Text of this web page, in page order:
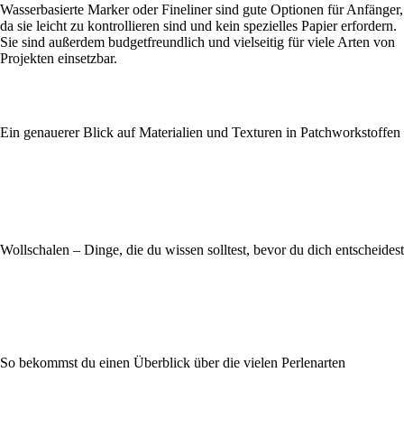
Wasserbasierte Marker oder Fineliner sind gute Optionen für Anfänger,
da sie leicht zu kontrollieren sind und kein spezielles Papier erfordern.
Sie sind außerdem budgetfreundlich und vielseitig für viele Arten von
Projekten einsetzbar.
Ein genauerer Blick auf Materialien und Texturen in Patchworkstoffen
Wollschalen – Dinge, die du wissen solltest, bevor du dich entscheidest
So bekommst du einen Überblick über die vielen Perlenarten